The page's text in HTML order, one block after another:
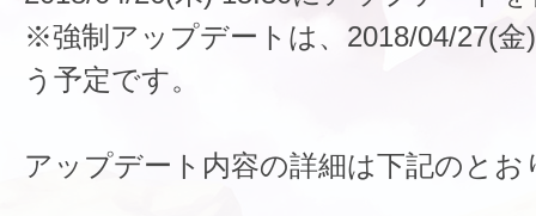
※強制アップデートは、2018/04/27(金
う予定です。
アップデート内容の詳細は下記のとお